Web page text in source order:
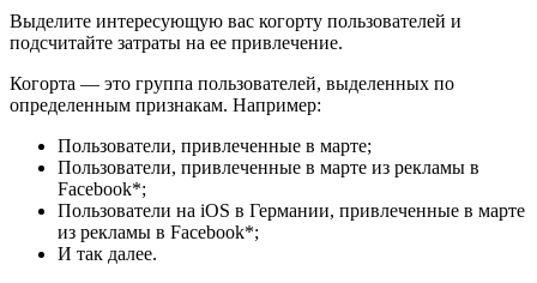
Выделите интересующую вас когорту пользователей и
подсчитайте затраты на ее привлечение.
Когорта — это группа пользователей, выделенных по
определенным признакам. Например:
Пользователи, привлеченные в марте;
Пользователи, привлеченные в марте из рекламы в
Facebook*;
Пользователи на iOS в Германии, привлеченные в марте
из рекламы в Facebook*;
И так далее.